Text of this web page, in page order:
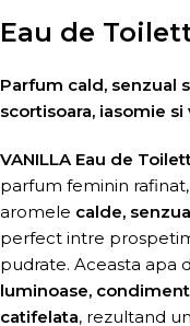
Eau de
Parfum cald, senzual
scortisoara, iasomie si
VANILLA Eau de
parfum feminin
aromele calde,
perfect intre
pudrate. Aceasta apa
luminoase,
catifelata, rezultand